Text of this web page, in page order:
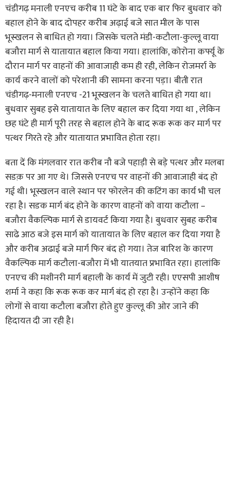
चंडीगढ़ मनाली एनएच करीब 11 घंटे के बाद एक बार फिर बुधवार को
बहाल होने के बाद दोपहर करीब अढ़ाई बजे सात मील के पास
भूस्खलन से बाधित हो गया। जिसके चलते मंडी-कटौला-कुल्लू वाया
बजौरा मार्ग से यातायात बहाल किया गया। हालांकि, कोरोना कर्फ्यू के
दौरान मार्ग पर वाहनों की आवाजाही कम ही रही, लेकिन रोजमर्रा के
कार्य करने वालों को परेशानी की सामना करना पड़ा। बीती रात
चंडीगढ़-मनाली एनएच -21 भूस्खलन के चलते बाधित हो गया था।
बुधवार सुबह इसे यातायात के लिए बहाल कर दिया गया था , लेकिन
छह घंटे ही मार्ग पूरी तरह से बहाल होने के बाद रूक रूक कर मार्ग पर
पत्थर गिरते रहे और यातायात प्रभावित होता रहा।
बता दें कि मंगलवार रात करीब नौ बजे पहाड़ी से बड़े पत्थर और मलबा
सडक़ पर आ गए थे। जिससे एनएच पर वाहनों की आवाजाही बंद हो
गई थी। भूस्खलन वाले स्थान पर फोरलेन की कटिंग का कार्य भी चल
रहा है। सडक मार्ग बंद होने के कारण वाहनों को वाया कटौला –
बजौरा वैकल्पिक मार्ग से डायवर्ट किया गया है। बुधवार सुबह करीब
साढे आठ बजे इस मार्ग को यातायात के लिए बहाल कर दिया गया है
और करीब अढाई बजे मार्ग फिर बंद हो गया। तेज बारिश के कारण
वैकल्पिक मार्ग कटौला-बजौरा में भी यातयात प्रभावित रहा। हालांकि
एनएच की मशीनरी मार्ग बहाली के कार्य में जुटी रही। एएसपी आशीष
शर्मा ने कहा कि रूक रूक कर मार्ग बंद हो रहा है। उन्होंने कहा कि
लोगों से वाया कटौला बजौरा होते हुए कुल्लू की ओर जाने की
हिदायत दी जा रही है।